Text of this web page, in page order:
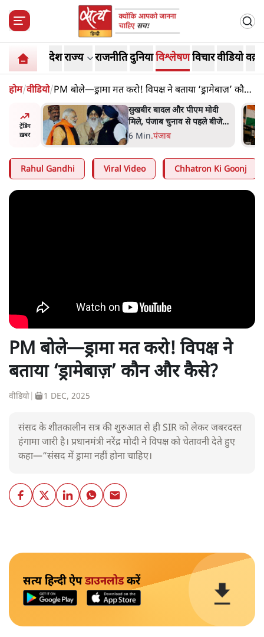
देशराज्य राजनीतिदुनियाविश्लेषणविचारवीडियो
होम/वीडियो/PM बोले—ड्रामा मत करो! विपक्ष ने बताया ‘ड्रामेबाज़’ कौन
और कैसे?
ट्रेंडिंग
ख़बर
'छात्रों
मंज़ूरी
सुखबीर बादल और पीएम मोदी
मिले, पंजाब चुनाव से पहले बीजेपी-
अकाली दल गठबंधन की अटकलें
6 Min.पंजाब
Rahul Gandhi Viral Video Chhatron Ki Goonj
PM बोले—ड्रामा मत करो! विपक्ष ने
बताया ‘ड्रामेबाज़’ कौन और कैसे?
वीडियो 1 DEC, 2025
संसद के शीतकालीन सत्र की शुरुआत से ही SIR को लेकर जबरदस्त
हंगामा जारी है। प्रधानमंत्री नरेंद्र मोदी ने विपक्ष को चेतावनी देते हुए
कहा—“संसद में ड्रामा नहीं होना चाहिए।
सत्य हिन्दी ऐपडाउनलोडकरें